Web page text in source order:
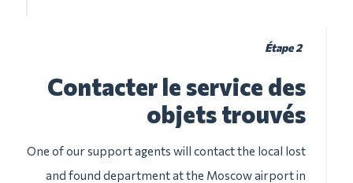
Étape 2
Contacter le service des
objets trouvés
One of our support agents will contact the local lost
and found department at the Moscow airport in